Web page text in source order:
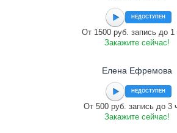
НЕДОСТУПЕН
От 1500 руб. запись до 1
Закажите сейчас!
Елена Ефремова
НЕДОСТУПЕН
От 500 руб. запись до 3
Закажите сейчас!